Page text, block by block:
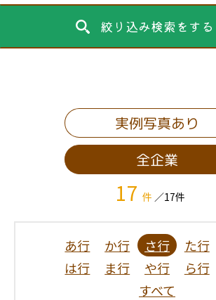
絞り込み検索をする
実例写真あり
全企業
17 件 ／17件
あ行 か行 さ行 た行
は行
ま行 や行 ら行
すべて